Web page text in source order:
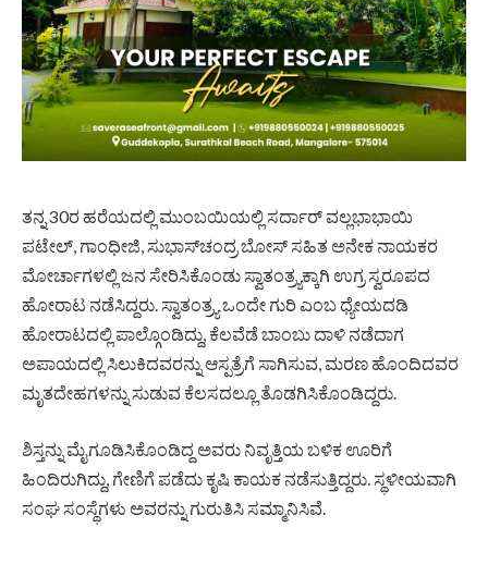
ತನ್ನ 30ರ ಹರೆಯದಲ್ಲಿ ಮುಂಬಯಿಯಲ್ಲಿ ಸರ್ದಾರ್‌ ವಲ್ಲಭಾಭಾಯಿ
ಪಟೇಲ್‌, ಗಾಂಧೀಜಿ, ಸುಭಾಸ್‌ಚಂದ್ರ ಬೋಸ್‌ ಸಹಿತ ಅನೇಕ ನಾಯಕರ
ಮೋರ್ಚಾಗಳಲ್ಲಿ ಜನ ಸೇರಿಸಿಕೊಂಡು ಸ್ವಾತಂತ್ರ್ಯಕ್ಕಾಗಿ ಉಗ್ರ ಸ್ವರೂಪದ
ಹೋರಾಟ ನಡೆಸಿದ್ದರು. ಸ್ವಾತಂತ್ರ್ಯ ಒಂದೇ ಗುರಿ ಎಂಬ ಧ್ಯೇಯದಡಿ
ಹೋರಾಟದಲ್ಲಿ ಪಾಲ್ಗೊಂಡಿದ್ದು, ಕೆಲವೆಡೆ ಬಾಂಬು ದಾಳಿ ನಡೆದಾಗ
ಅಪಾಯದಲ್ಲಿ ಸಿಲುಕಿದವರನ್ನು ಆಸ್ಪತ್ರೆಗೆ ಸಾಗಿಸುವ, ಮರಣ ಹೊಂದಿದವರ
ಮೃತದೇಹಗಳನ್ನು ಸುಡುವ‌ ಕೆಲಸದಲ್ಲೂ ತೊಡಗಿಸಿಕೊಂಡಿದ್ದರು.
ಶಿಸ್ತನ್ನು ಮೈಗೂಡಿಸಿಕೊಂಡಿದ್ದ ಅವರು ನಿವೃತ್ತಿಯ ಬಳಿಕ ಊರಿಗೆ
ಹಿಂದಿರುಗಿದ್ದು, ಗೇಣಿಗೆ ಪಡೆದು ಕೃಷಿ ಕಾಯಕ ನಡೆಸುತ್ತಿದ್ದರು. ಸ್ಥಳೀಯವಾಗಿ
ಸಂಘ ಸಂಸ್ಥೆಗಳು ಅವರನ್ನು ಗುರುತಿಸಿ ಸಮ್ಮಾನಿಸಿವೆ.